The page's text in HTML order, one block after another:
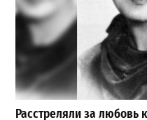
Расстреляли за любовь